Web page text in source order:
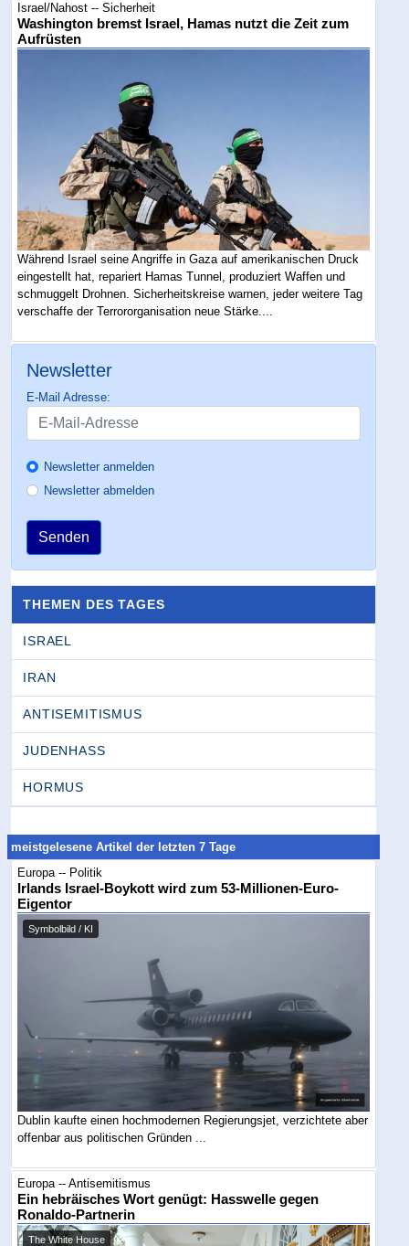
Israel/Nahost -- Sicherheit
Washington bremst Israel, Hamas nutzt die Zeit zum
Aufrüsten
Während Israel seine Angriffe in Gaza auf amerikanischen Druck
eingestellt hat, repariert Hamas Tunnel, produziert Waffen und
schmuggelt Drohnen. Sicherheitskreise warnen, jeder weitere Tag
verschaffe der Terrororganisation neue Stärke....
Newsletter
E-Mail Adresse:
Newsletter anmelden
Newsletter abmelden
Senden
THEMEN DES TAGES
ISRAEL
IRAN
ANTISEMITISMUS
JUDENHASS
HORMUS
meistgelesene Artikel der letzten 7 Tage
Europa -- Politik
Irlands Israel-Boykott wird zum 53-Millionen-Euro-
Eigentor
Symbolbild / KI
Dublin kaufte einen hochmodernen Regierungsjet, verzichtete aber
offenbar aus politischen Gründen ...
Europa -- Antisemitismus
Ein hebräisches Wort genügt: Hasswelle gegen
Ronaldo-Partnerin
The White House